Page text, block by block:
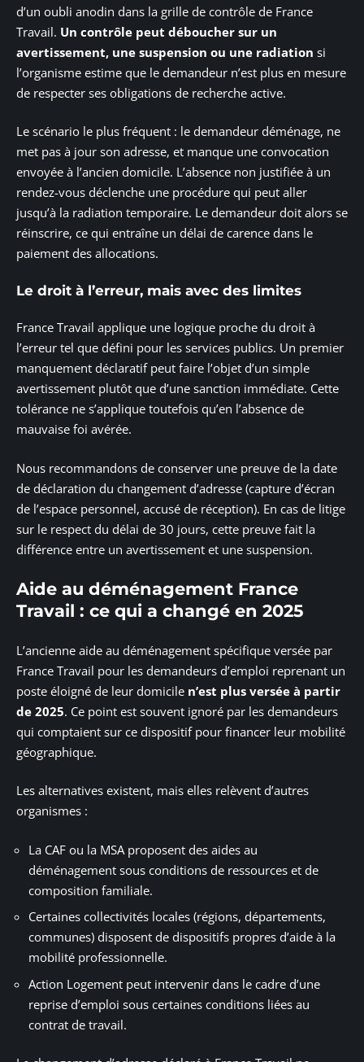
d’un oubli anodin dans la grille de contrôle de France
Travail. Un contrôle peut déboucher sur un
avertissement, une suspension ou une radiation si
l’organisme estime que le demandeur n’est plus en mesure
de respecter ses obligations de recherche active.
Le scénario le plus fréquent : le demandeur déménage, ne
met pas à jour son adresse, et manque une convocation
envoyée à l’ancien domicile. L’absence non justifiée à un
rendez-vous déclenche une procédure qui peut aller
jusqu’à la radiation temporaire. Le demandeur doit alors se
réinscrire, ce qui entraîne un délai de carence dans le
paiement des allocations.
Le droit à l’erreur, mais avec des limites
France Travail applique une logique proche du droit à
l’erreur tel que défini pour les services publics. Un premier
manquement déclaratif peut faire l’objet d’un simple
avertissement plutôt que d’une sanction immédiate. Cette
tolérance ne s’applique toutefois qu’en l’absence de
mauvaise foi avérée.
Nous recommandons de conserver une preuve de la date
de déclaration du changement d’adresse (capture d’écran
de l’espace personnel, accusé de réception). En cas de litige
sur le respect du délai de 30 jours, cette preuve fait la
différence entre un avertissement et une suspension.
Aide au déménagement France
Travail : ce qui a changé en 2025
L’ancienne aide au déménagement spécifique versée par
France Travail pour les demandeurs d’emploi reprenant un
poste éloigné de leur domicile n’est plus versée à partir
de 2025. Ce point est souvent ignoré par les demandeurs
qui comptaient sur ce dispositif pour financer leur mobilité
géographique.
Les alternatives existent, mais elles relèvent d’autres
organismes :
La CAF ou la MSA proposent des aides au
déménagement sous conditions de ressources et de
composition familiale.
Certaines collectivités locales (régions, départements,
communes) disposent de dispositifs propres d’aide à la
mobilité professionnelle.
Action Logement peut intervenir dans le cadre d’une
reprise d’emploi sous certaines conditions liées au
contrat de travail.